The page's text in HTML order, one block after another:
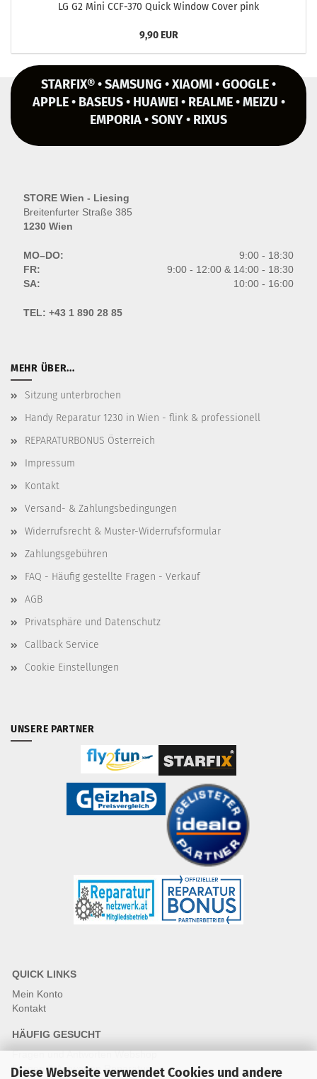
Diese Webseite verwendet Cookies und andere
LG G2 Mini CCF-​370 Quick Win­dow Cover pink
9,90 EUR
STARFIX® • SAMSUNG • XIAOMI • GOOGLE •
APPLE • BASEUS • HUAWEI • REALME • MEIZU •
EMPORIA • SONY • RIXUS
STORE Wien - Liesing
Breitenfurter Straße 385
1230 Wien
MO–DO:
9:00 - 18:30
FR:
9:00 - 12:00 & 14:00 - 18:30
SA:
10:00 - 16:00
TEL: +43 1 890 28 85
MEHR ÜBER...
Sitzung unterbrochen
Handy Reparatur 1230 in Wien - flink & professionell
REPARATURBONUS Österreich
Impressum
Kontakt
Versand- & Zahlungsbedingungen
Widerrufsrecht & Muster-Widerrufsformular
Zahlungsgebühren
FAQ - Häufig gestellte Fragen - Verkauf
AGB
Privatsphäre und Datenschutz
Callback Service
Cookie Einstellungen
UNSERE PARTNER
QUICK LINKS
Mein Konto
Kontakt
HÄUFIG GESUCHT
Fragen und Antworten Webshop
Fragen & Antworten Reparatur